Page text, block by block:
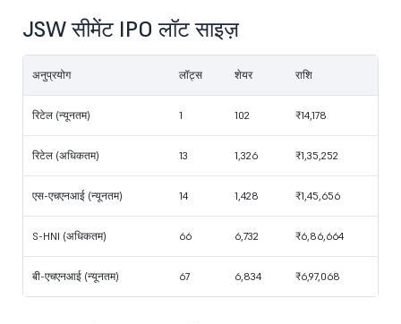
JSW सीमेंट IPO लॉट साइज़
अनुप्रयोग लॉट्स शेयर राशि
रिटेल (न्यूनतम) 1 102 ₹14,178
रिटेल (अधिकतम) 13 1,326 ₹1,35,252
एस-एचएनआई (न्यूनतम) 14 1,428 ₹1,45,656
S-HNI (अधिकतम) 66 6,732 ₹6,86,664
बी-एचएनआई (न्यूनतम) 67 6,834 ₹6,97,068